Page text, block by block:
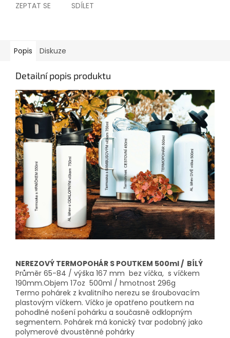
ZEPTAT SE SDÍLET
Popis Diskuze
Detailní popis produktu
NEREZOVÝ TERMOPOHÁR S POUTKEM 500ml / BÍLÝ
Průměr 65-84 / výška 167 mm bez víčka, s víčkem
190mm.Objem 17oz 500ml / hmotnost 296g
Termo pohárek z kvalitního nerezu se šroubovacím
plastovým víčkem. Víčko je opatřeno poutkem na
pohodlné nošení pohárku a současně odklopným
segmentem. Pohárek má konický tvar podobný jako
polymerové dvoustěnné pohárky